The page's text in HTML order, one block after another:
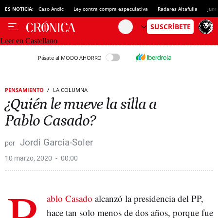
ES NOTICIA: Caso Andic Ley contra compra especulativa Radares Altafulla
Leer en Castellano
Pásate al MODO AHORRO
PENSAMIENTO LA COLUMNA
¿Quién le mueve la silla a
Pablo Casado?
Jordi García-Soler
10 marzo, 2020 00:00
ablo Casado alcanzó la presidencia del PP,
hace tan solo menos de dos años, porque fue